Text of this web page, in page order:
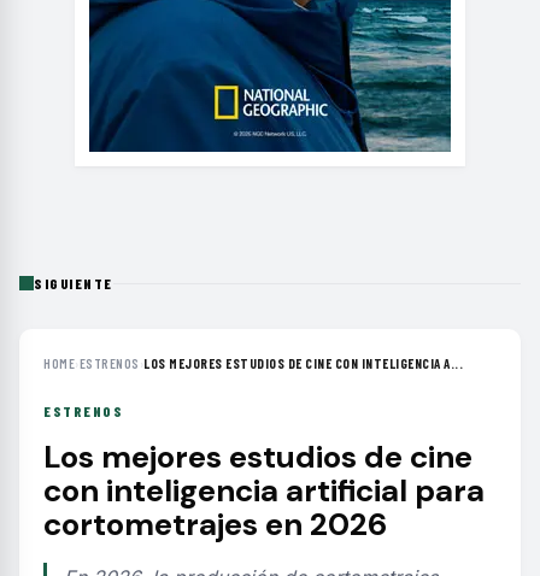
SIGUIENTE
HOME›ESTRENOS ›LOS MEJORES ESTUDIOS DE CINE CON INTELIGENCIA A...
ESTRENOS
Los mejores estudios de cine
con inteligencia artificial para
cortometrajes en 2026